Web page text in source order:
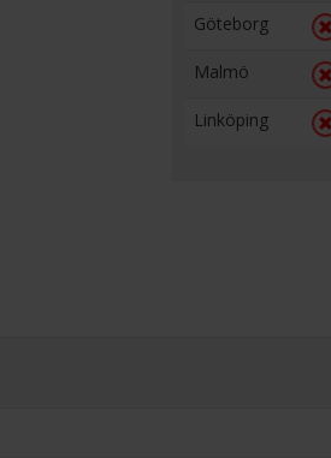
Göteborg
Malmö
Linköping